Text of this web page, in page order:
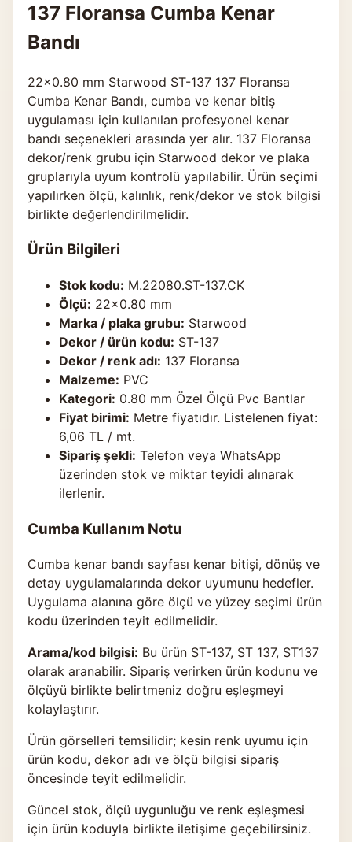
137 Floransa Cumba Kenar
Bandı
22×0.80 mm Starwood ST-137 137 Floransa
Cumba Kenar Bandı, cumba ve kenar bitiş
uygulaması için kullanılan profesyonel kenar
bandı seçenekleri arasında yer alır. 137 Floransa
dekor/renk grubu için Starwood dekor ve plaka
gruplarıyla uyum kontrolü yapılabilir. Ürün seçimi
yapılırken ölçü, kalınlık, renk/dekor ve stok bilgisi
birlikte değerlendirilmelidir.
Ürün Bilgileri
Stok kodu: M.22080.ST-137.CK
Ölçü: 22×0.80 mm
Marka / plaka grubu: Starwood
Dekor / ürün kodu: ST-137
Dekor / renk adı: 137 Floransa
Malzeme: PVC
Kategori: 0.80 mm Özel Ölçü Pvc Bantlar
Fiyat birimi: Metre fiyatıdır. Listelenen fiyat:
6,06 TL / mt.
Sipariş şekli: Telefon veya WhatsApp
üzerinden stok ve miktar teyidi alınarak
ilerlenir.
Cumba Kullanım Notu
Cumba kenar bandı sayfası kenar bitişi, dönüş ve
detay uygulamalarında dekor uyumunu hedefler.
Uygulama alanına göre ölçü ve yüzey seçimi ürün
kodu üzerinden teyit edilmelidir.
Arama/kod bilgisi: Bu ürün ST-137, ST 137, ST137
olarak aranabilir. Sipariş verirken ürün kodunu ve
ölçüyü birlikte belirtmeniz doğru eşleşmeyi
kolaylaştırır.
Ürün görselleri temsilidir; kesin renk uyumu için
ürün kodu, dekor adı ve ölçü bilgisi sipariş
öncesinde teyit edilmelidir.
Güncel stok, ölçü uygunluğu ve renk eşleşmesi
için ürün koduyla birlikte iletişime geçebilirsiniz.